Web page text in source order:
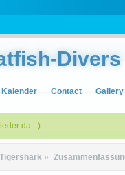
Divers
Kalender Contact Gallery
da :-)
»